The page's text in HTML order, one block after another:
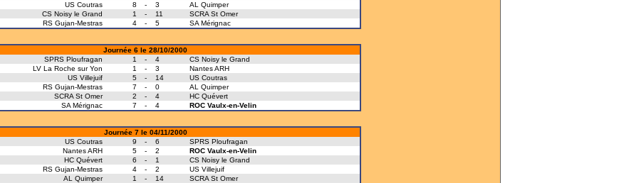
US Coutras
8 - 3
AL Quimper
CS Noisy le Grand
1 - 11
SCRA St Omer
RS Gujan-Mestras
4 - 5 SA Mérignac
Journée 6 le 28/10/2000
SPRS Ploufragan
1 - 4
CS Noisy le Grand
LV La Roche sur Yon
1 - 3
Nantes ARH
US Villejuif
5 - 14
US Coutras
RS Gujan-Mestras
7 - 0
AL Quimper
SCRA St Omer
2 - 4
HC Quévert
SA Mérignac
7 - 4 ROC Vaulx-en-Velin
Journée 7 le 04/11/2000
US Coutras
9 - 6
SPRS Ploufragan
Nantes ARH
5 - 2
ROC Vaulx-en-Velin
HC Quévert
6 - 1
CS Noisy le Grand
RS Gujan-Mestras
4 - 2
US Villejuif
AL Quimper
1 - 14
SCRA St Omer